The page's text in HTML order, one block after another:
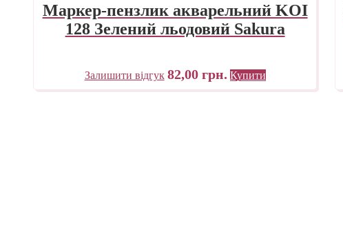
Маркер-пензлик акварельний KOI
128 Зелений льодовий Sakura
Залишити відгук 82,00 грн. Купити